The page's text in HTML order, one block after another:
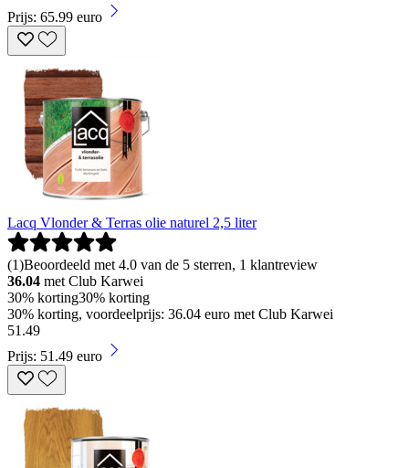
Prijs: 65.99 euro
Lacq Vlonder & Terras olie naturel 2,5 liter
(1)Beoordeeld met 4.0 van de 5 sterren, 1 klantreview
36.04 met Club Karwei
30% korting30% korting
30% korting, voordeelprijs: 36.04 euro met Club Karwei
51 .49
Prijs: 51.49 euro